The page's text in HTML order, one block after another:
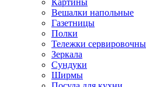
Картины
Вешалки напольные
Газетницы
Полки
Тележки
Зеркала
Сундуки
Ширмы